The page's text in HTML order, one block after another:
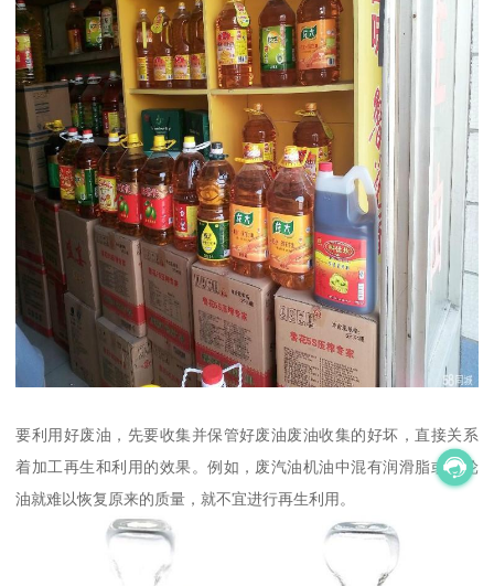
要利用好废油，先要收集并保管好废油废油收集的好坏，直接关系
着加工再生和利用的效果。例如，废汽油机油中混有润滑脂或齿轮
油就难以恢复原来的质量，就不宜进行再生利用。